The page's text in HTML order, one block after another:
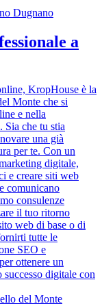
Dugnano
a
KropHouse è la
Monte che si
e nella
Sia che tu stia
una già
per te. Con un
digitale,
e creare siti web
comunicano
consulenze
il tuo ritorno
web di base o di
tutte le
SEO e
ottenere un
digitale con
del Monte